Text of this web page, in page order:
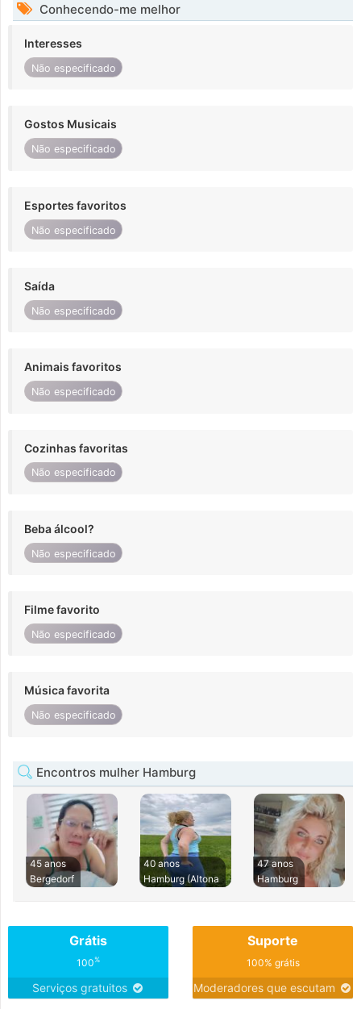
Conhecendo-me melhor
Interesses
Não especificado
Gostos Musicais
Não especificado
Esportes favoritos
Não especificado
Saída
Não especificado
Animais favoritos
Não especificado
Cozinhas favoritas
Não especificado
Beba álcool?
Não especificado
Filme favorito
Não especificado
Música favorita
Não especificado
Encontros mulher Hamburg
45 anos
Bergedorf
40 anos
Hamburg (Altona
47 anos
Hamburg
Grátis
100%
Serviços gratuitos
Suporte
100% grátis
Moderadores que escutam